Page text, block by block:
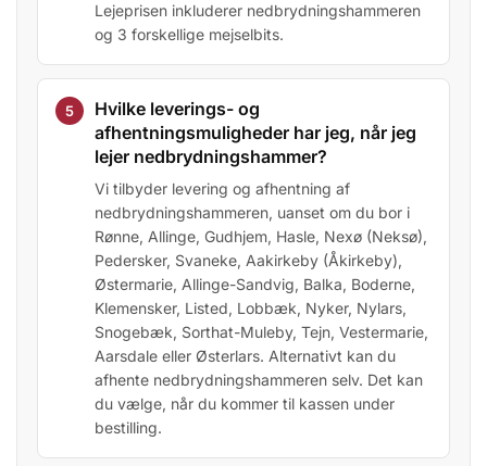
Lejeprisen inkluderer nedbrydningshammeren
og 3 forskellige mejselbits.
Hvilke leverings- og
afhentningsmuligheder har jeg, når jeg
lejer nedbrydningshammer?
Vi tilbyder levering og afhentning af
nedbrydningshammeren, uanset om du bor i
Rønne, Allinge, Gudhjem, Hasle, Nexø (Neksø),
Pedersker, Svaneke, Aakirkeby (Åkirkeby),
Østermarie, Allinge-Sandvig, Balka, Boderne,
Klemensker, Listed, Lobbæk, Nyker, Nylars,
Snogebæk, Sorthat-Muleby, Tejn, Vestermarie,
Aarsdale eller Østerlars. Alternativt kan du
afhente nedbrydningshammeren selv. Det kan
du vælge, når du kommer til kassen under
bestilling.